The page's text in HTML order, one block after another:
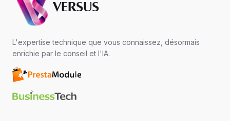
VERSUS
L'expertise technique que vous connaissez, désormais
enrichie par le conseil et l'IA.